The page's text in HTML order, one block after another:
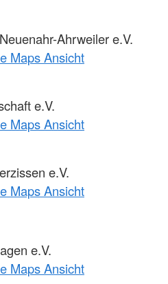
Ahrweiler e.V.
Maps Ansicht
e.V.
Maps Ansicht
e.V.
Maps Ansicht
e.V.
Maps Ansicht